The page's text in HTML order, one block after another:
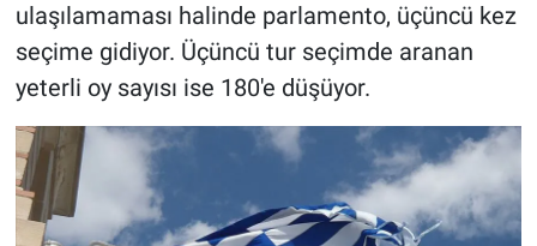
ulaşılamaması halinde parlamento, üçüncü kez
seçime gidiyor. Üçüncü tur seçimde aranan
yeterli oy sayısı ise 180'e düşüyor.